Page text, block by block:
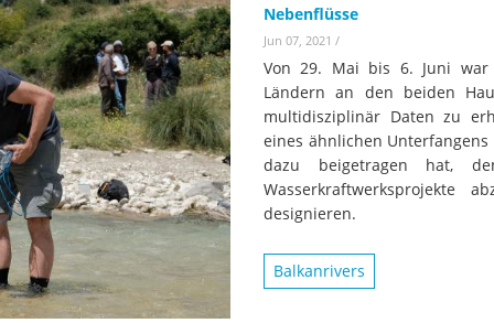
Nebenflüsse
Jun 07, 2021 /
Von 29. Mai bis 6. Juni war
Ländern an den beiden
multidisziplinär Daten zu
eines ähnlichen
dazu beigetragen hat,
Wasserkraftwerksprojekte
designieren.
Balkanrivers